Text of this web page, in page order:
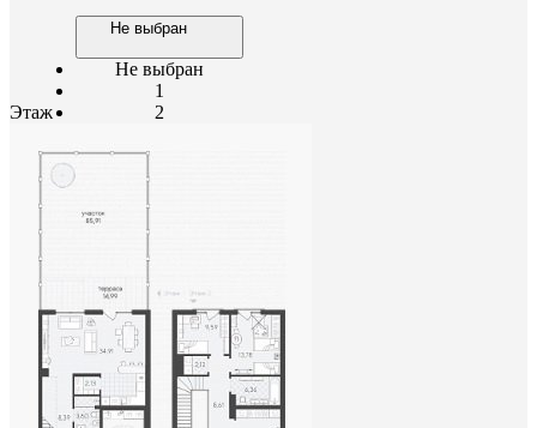
Этаж
Не выбран
Не выбран
1
2